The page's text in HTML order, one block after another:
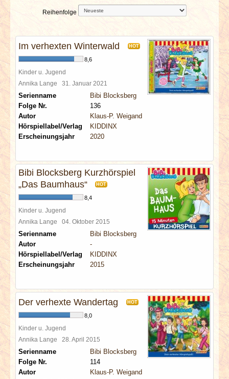
VERLOSUNGEN
SPECIALS
REDAKTION
LINKS
ARCHIV
Reihenfolge
Im verhexten Winterwald HOT
8,6
Kinder u. Jugend
Annika Lange 31. Januar 2021
Serienname
Bibi Blocksberg
Folge Nr.
136
Autor
Klaus-P. Weigand
Hörspiellabel/Verlag
KIDDINX
Erscheinungsjahr
2020
Bibi Blocksberg Kurzhörspiel
„Das Baumhaus“
HOT
8,4
Kinder u. Jugend
Annika Lange 04. Oktober 2015
Serienname
Bibi Blocksberg
Autor
-
Hörspiellabel/Verlag
KIDDINX
Erscheinungsjahr
2015
Der verhexte Wandertag HOT
8,0
Kinder u. Jugend
Annika Lange 28. April 2015
Serienname
Bibi Blocksberg
Folge Nr.
114
Autor
Klaus-P. Weigand